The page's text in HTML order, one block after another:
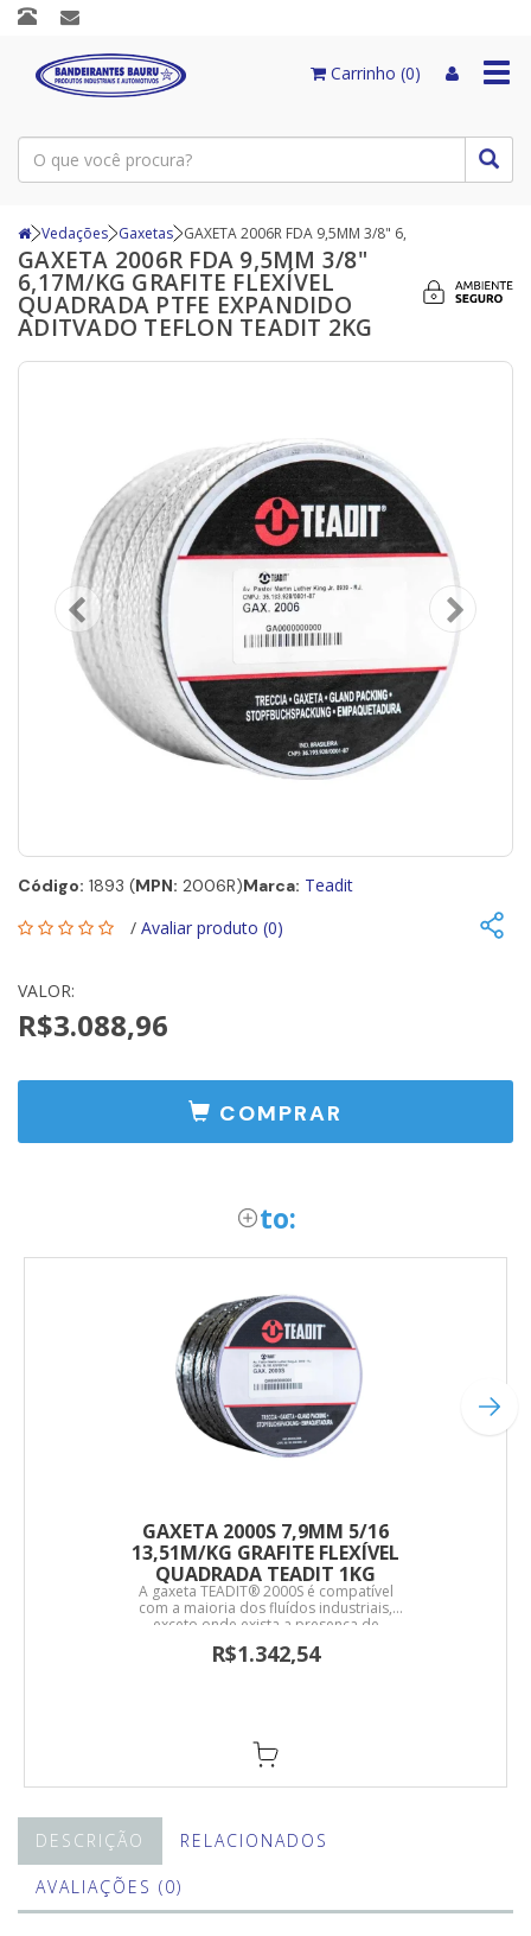
Carrinho (0)
Vedações Gaxetas GAXETA 2006R FDA 9,5MM 3/8" 6,
GAXETA 2006R FDA 9,5MM 3/8"
6,17M/KG GRAFITE FLEXÍVEL
QUADRADA PTFE EXPANDIDO
ADITVADO TEFLON TEADIT 2KG
Código: 1893 (MPN: 2006R)Marca: Teadit
/ Avaliar produto (0)
VALOR:
R$3.088,96
COMPRAR
to:
GAXETA 2000S 7,9MM 5/16
13,51M/KG GRAFITE FLEXÍVEL
QUADRADA TEADIT 1KG
A gaxeta TEADIT® 2000S é compatível
com a maioria dos fluídos industriais,
exceto onde exista a presença de
agentes oxidantes fortes. Ideal para
serviços em óleos térmicos e grandes
produtos químicos, óleos sintéticos e
minerais.
R$1.342,54
DESCRIÇÃO RELACIONADOS
AVALIAÇÕES (0)